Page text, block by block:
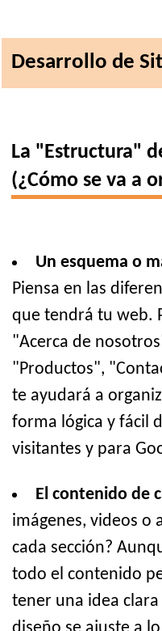
Desarrollo de
La "Estructura"
(¿Cómo se va a
Un esquema o
Piensa en las
que tendrá tu web.
"Acerca de
"Productos",
te ayudará a
forma lógica y fácil
visitantes y para
El contenido de
imágenes, videos o
cada sección?
todo el contenido
tener una idea